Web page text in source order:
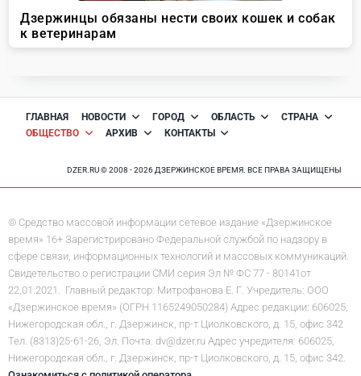
ГЛАВНАЯ НОВОСТИ ГОРОД ОБЛАСТЬ
СТРАНА
ОБЩЕСТВО
АРХИВ КОНТАКТЫ
DZER.RU © 2008 - 2026 ДЗЕРЖИНСКОЕ ВРЕМЯ. ВСЕ ПРАВА ЗАЩИЩЕНЫ
© Средство массовой информации сетевое издание «Дзержинское
время» 16+ Зарегистрировано Федеральной службой по надзору в
сфере связи, информационных технологий и массовых коммуникаций.
Свидетельство о регистрации СМИ серия Эл № ФС 77 - 80141от
22.01.2021. Главный редактор: Митрофанова Е. Г. Учредитель: ООО
«Дзержинское время» (ОГРН 1165249050284) Адрес редакции: 606025,
Нижегородская обл., г. Дзержинск, пр-т Циолковского, д. 15, офис 342
Тел. (8313)25-61-26, Эл. Почта: dv@dzer.ru Адрес учредителя: 606025,
Нижегородская обл., г. Дзержинск, пр-т Циолковского, д. 15, офис 342.